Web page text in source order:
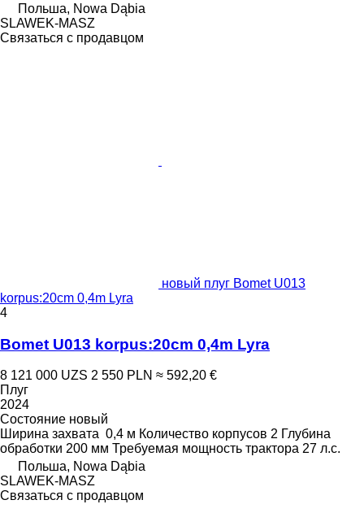
Польша, Nowa Dąbia
SLAWEK-MASZ
Связаться с продавцом
новый плуг Bomet U013
korpus:20cm 0,4m Lyra
4
Bomet U013 korpus:20cm 0,4m Lyra
8 121 000 UZS 2 550 PLN ≈ 592,20 €
Плуг
2024
Состояние новый
Ширина захвата 0,4 м Количество корпусов 2 Глубина
обработки 200 мм Требуемая мощность трактора 27 л.с.
Польша, Nowa Dąbia
SLAWEK-MASZ
Связаться с продавцом